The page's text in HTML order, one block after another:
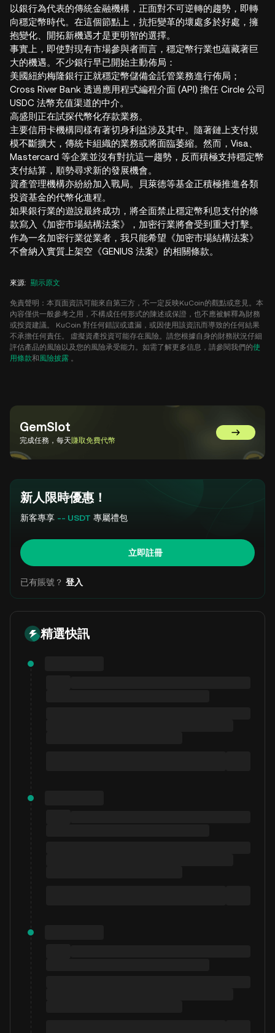
以銀行為代表的傳統金融機構，正面對不可逆轉的趨勢，即轉
向穩定幣時代。在這個節點上，抗拒變革的壞處多於好處，擁
抱變化、開拓新機遇才是更明智的選擇。
事實上，即使對現有市場參與者而言，穩定幣行業也蘊藏著巨
大的機遇。不少銀行早已開始主動佈局：
美國紐約梅隆銀行正就穩定幣儲備金託管業務進行佈局；
Cross River Bank 透過應用程式編程介面 (API) 擔任 Circle 公司
USDC 法幣充值渠道的中介。
高盛則正在試探代幣化存款業務。
主要信用卡機構同樣有著切身利益涉及其中。隨著鏈上支付規
模不斷擴大，傳統卡組織的業務或將面臨萎縮。然而，Visa、
Mastercard 等企業並沒有對抗這一趨勢，反而積極支持穩定幣
支付結算，順勢尋求新的發展機會。
資產管理機構亦紛紛加入戰局。貝萊德等基金正積極推進各類
投資基金的代幣化進程。
如果銀行業的遊說最終成功，將全面禁止穩定幣利息支付的條
款寫入《加密市場結構法案》，加密行業將會受到重大打擊。
作為一名加密行業從業者，我只能希望《加密市場結構法案》
不會納入實質上架空《GENIUS 法案》的相關條款。
來源: 顯示原文
免責聲明：本頁面資訊可能來自第三方，不一定反映KuCoin的觀點或意見。本
內容僅供一般參考之用，不構成任何形式的陳述或保證，也不應被解釋為財務
或投資建議。 KuCoin 對任何錯誤或遺漏，或因使用該資訊而導致的任何結果
不承擔任何責任。 虛擬資產投資可能存在風險。請您根據自身的財務狀況仔細
評估產品的風險以及您的風險承受能力。如需了解更多信息，請參閱我們的使
用條款和風險披露 。
GemSlot
完成任務，每天賺取免費代幣 前往
新人限時優惠！
新客專享 -- USDT 專屬禮包
立即註冊
已有賬號？ 登入
精選快訊